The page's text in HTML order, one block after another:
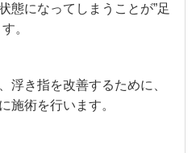
態になってしまうことが”足
。
浮き指を改善するために、
施術を行います。